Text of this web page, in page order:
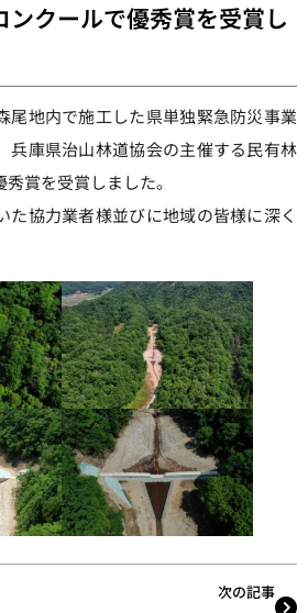
ンクールで優秀賞を受賞し
尾地内で施工した県単独緊急防災事業
兵庫県治山林道協会の主催する民有林
賞を受賞しました。
た協力業者様並びに地域の皆様に深く
次の記事